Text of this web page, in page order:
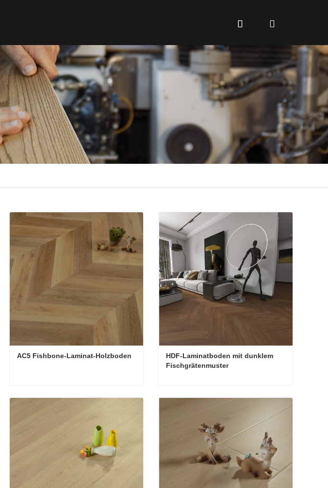
AC5 Fishbone-Laminat-Holzboden
AC5 Fishbone-Laminat-Holzboden
HDF-Laminatboden mit dunklem
Fischgrätenmuster
HDF-Laminatboden mit dunklem Fischgrätenmuster